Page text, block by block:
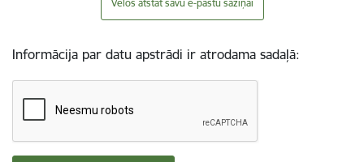
Vēlos atstāt savu e-pastu saziņai
Informācija par datu apstrādi ir atrodama sadaļā: